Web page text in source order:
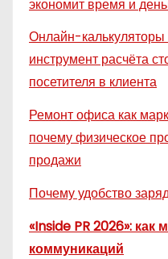
экономит время и
Онлайн-калькуляторы
инструмент расчёта
посетителя в клиента
Ремонт офиса как
почему физическое
продажи
Почему удобство
«Inside PR 2026»: как
коммуникаций